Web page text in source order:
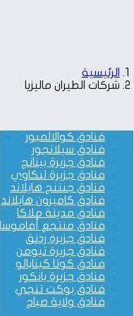
فنادق كوالالمبور
فنادق سيلانجور
فنادق جزيرة بينانج
فنادق جزيرة لنكاوي
فنادق جنتنج هايلاند
فنادق كاميرون هايلاند
فنادق مدينة ملاكا
فنادق منتجع أفاموسا
فنادق جزيرة ردنق
فنادق جزيرة تيومن
فنادق كوتا كينابالو
فنادق جزيرة بانكور
فنادق بوكت تنجي
فنادق ولاية صباح
الرئيسية
شركات الطيران ماليزيا